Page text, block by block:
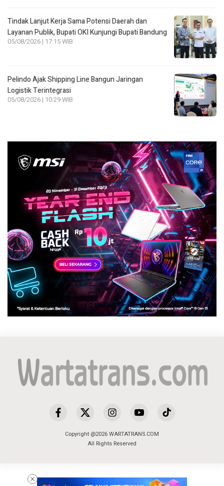
Tindak Lanjut Kerja Sama Potensi Daerah dan
Layanan Publik, Bupati OKI Kunjungi Bupati Bandung
05/08/2026 | 17:15 WIB
Pelindo Ajak Shipping Line Bangun Jaringan
Logistik Terintegrasi
05/08/2026 | 10:29 WIB
Copyright @2026 WARTATRANS.COM
All Rights Reserved